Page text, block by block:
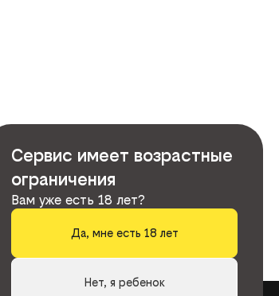
Сервис имеет возрастные
ограничения
Вам уже есть 18 лет?
Да, мне есть 18 лет
Нет, я ребенок